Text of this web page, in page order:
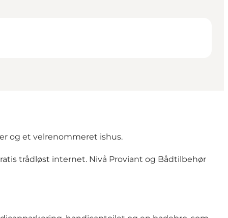
og et velrenommeret ishus.
trådløst internet. Nivå Proviant og Bådtilbehør